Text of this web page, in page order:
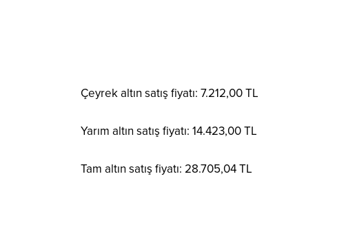
Çeyrek altın satış fiyatı: 7.212,00 TL
Yarım altın satış fiyatı: 14.423,00 TL
Tam altın satış fiyatı: 28.705,04 TL